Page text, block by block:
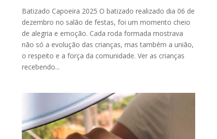
Batizado Capoeira 2025 O batizado realizado dia 06 de
dezembro no salão de festas, foi um momento cheio
de alegria e emoção. Cada roda formada mostrava
não só a evolução das crianças, mas também a união,
o respeito e a força da comunidade. Ver as crianças
recebendo...